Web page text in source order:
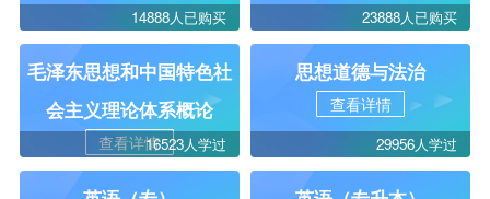
14888人已购买 23888人已购买
毛泽东思想和中国特色社
会主义理论体系概论
查看详情16523人学过
思想道德与法治
查看详情
29956人学过